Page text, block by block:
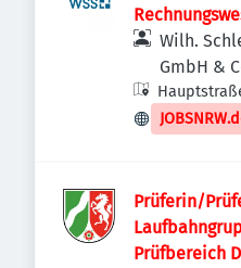
Wilh.
GmbH &
Prüferin/
Prüfbereich